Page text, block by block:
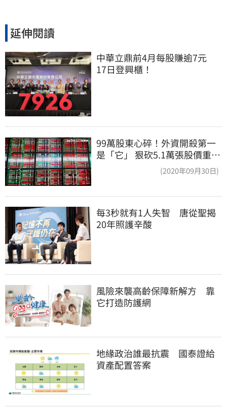
延伸閱讀
中華立鼎前4月每股賺逾7元
17日登興櫃！
99萬股東心碎！外資開殺第一
是「它」 狠砍5.1萬張股價重挫
(2020年09月30日)
每3秒就有1人失智　唐從聖揭
20年照護辛酸
風險來襲高齡保障新解方　靠
它打造防護網
地緣政治誰最抗震　國泰證給
資產配置答案